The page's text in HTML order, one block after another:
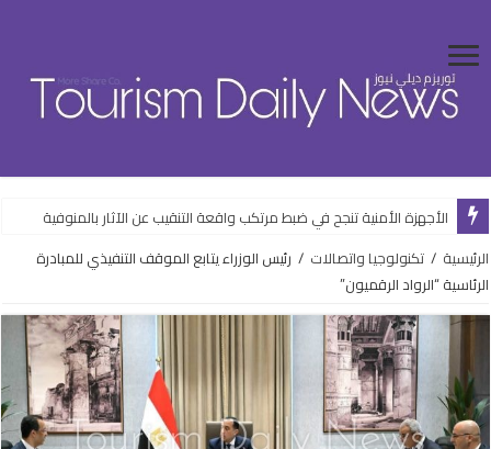
الأجهزة الأمنية تنجح في ضبط مرتكب واقعة التنقيب عن الآثار بالمنوفية
الرئيسية / تكنولوجيا واتصالات / رئيس الوزراء يتابع الموقف التنفيذي للمبادرة
الرئاسية “الرواد الرقميون”